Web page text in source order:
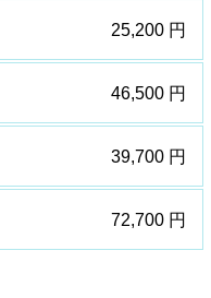
25,200 円
46,500 円
39,700 円
72,700 円